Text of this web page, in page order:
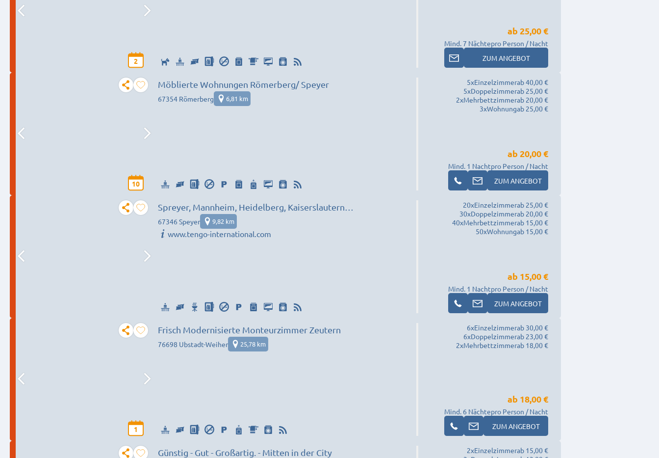
2
Mind. 7 Nächte
ab 25,00 €
pro Person / Nacht
ZUM ANGEBOT
10
Möblierte Wohnungen Römerberg/ Speyer
67354 Römerberg 6,81 km
5xEinzelzimmerab 40,00 €
5xDoppelzimmerab 25,00 €
2xMehrbettzimmerab 20,00 €
3xWohnungab 25,00 €
Mind. 1 Nacht
ab 20,00 €
pro Person / Nacht
ZUM ANGEBOT
Spreyer, Mannheim, Heidelberg, Kaiserslautern…
67346 Speyer 9,82 km
www.tengo-international.com
20xEinzelzimmerab 25,00 €
30xDoppelzimmerab 20,00 €
40xMehrbettzimmerab 15,00 €
50xWohnungab 15,00 €
Mind. 1 Nacht
ab 15,00 €
pro Person / Nacht
ZUM ANGEBOT
1
Frisch Modernisierte Monteurzimmer Zeutern
76698 Ubstadt-Weiher 25,78 km
6xEinzelzimmerab 30,00 €
6xDoppelzimmerab 23,00 €
2xMehrbettzimmerab 18,00 €
Mind. 6 Nächte
ab 18,00 €
pro Person / Nacht
ZUM ANGEBOT
Günstig - Gut - Großartig. - Mitten in der City 2xEinzelzimmerab 15,00 €